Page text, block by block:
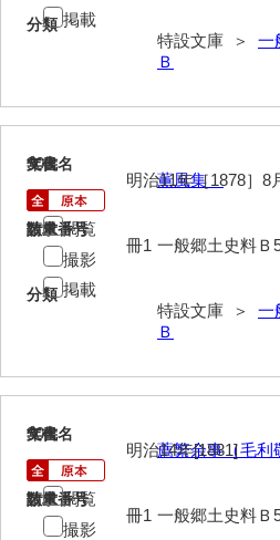
分類
特設文庫 ＞ 一
Ｂ
掲載
903
文書名
薫風集
請求番号
一般郷土史料Ｂ
分類
特設文庫 ＞ 一
Ｂ
年代
明治11年［1878］8
数量
冊1
閲覧
撮影
掲載
904
文書名
薦繁余事（毛利
請求番号
一般郷土史料Ｂ
年代
明治14年[1881]
数量
冊1
閲覧
撮影